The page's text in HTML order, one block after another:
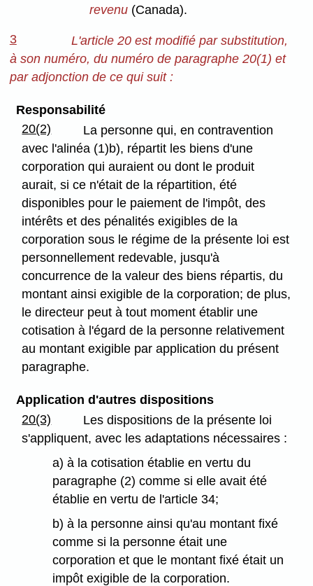
revenu (Canada).
3
L'article 20 est modifié par substitution,
à son numéro, du numéro de paragraphe 20(1) et
par adjonction de ce qui suit :
Responsabilité
20(2)
La personne qui, en contravention
avec l'alinéa (1)b), répartit les biens d'une
corporation qui auraient ou dont le produit
aurait, si ce n'était de la répartition, été
disponibles pour le paiement de l'impôt, des
intérêts et des pénalités exigibles de la
corporation sous le régime de la présente loi est
personnellement redevable, jusqu'à
concurrence de la valeur des biens répartis, du
montant ainsi exigible de la corporation; de plus,
le directeur peut à tout moment établir une
cotisation à l'égard de la personne relativement
au montant exigible par application du présent
paragraphe.
Application d'autres dispositions
20(3)
Les dispositions de la présente loi
s'appliquent, avec les adaptations nécessaires :
a) à la cotisation établie en vertu du
paragraphe (2) comme si elle avait été
établie en vertu de l'article 34;
b) à la personne ainsi qu'au montant fixé
comme si la personne était une
corporation et que le montant fixé était un
impôt exigible de la corporation.